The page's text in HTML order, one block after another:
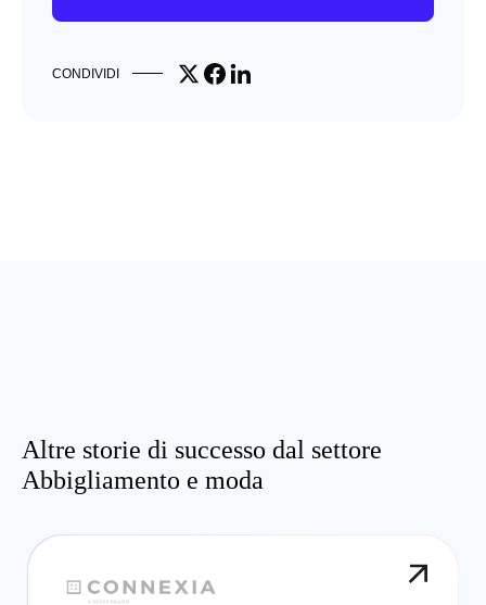
CONDIVIDI Share on X
Share on Facebook
Share on LinkedIn
Altre storie di successo dal settore
Abbigliamento e moda